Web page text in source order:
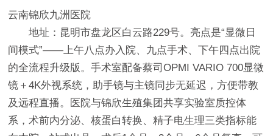
云南锦欣九洲医院
地址：昆明市盘龙区白云路229号。亮点是“显微日
间模式”——上午八点办入院、九点手术、下午四点出院
的全流程升级版。手术室配备蔡司OPMI VARIO 700显微
镜＋4K外视系统，助手镜与主镜同步无延迟，方便带教
及远程直播。医院与锦欣生殖集团共享实验室质控体
系，术前内分泌、核蛋白转换、精子电生理三类指标能